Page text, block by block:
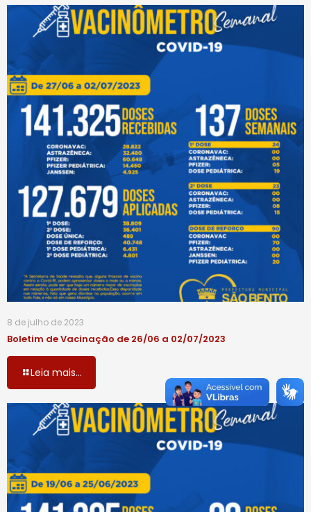
8 de julho de 2023
Boletim de Vacinação de 26/06 a 02/07/2023
Leia mais...